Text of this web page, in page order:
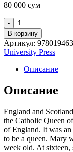
80 000 сум
Quantity
В корзину
Артикул:
University Press
Описание
Описание
England and
the Catholic Queen
of England. It was an
to be a queen. Mary
week old. At sixteen,